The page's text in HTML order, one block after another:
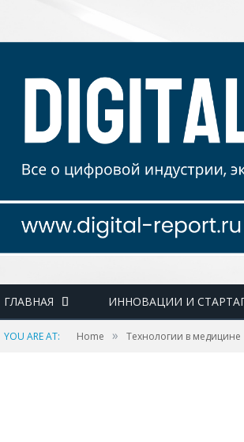
ГЛАВНАЯ ИННОВАЦИИ И
YOU ARE AT: Home » Технологии в медицине